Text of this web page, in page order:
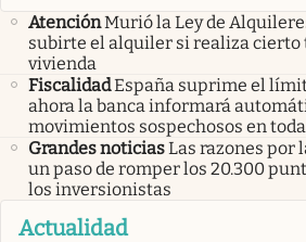
AtenciónMurió la Ley de
subirte el alquiler si realiza cierto
vivienda
FiscalidadEspaña suprime el
ahora la banca informará
movimientos sospechosos en
Grandes noticiasLas razones por
un paso de romper los 20.300
los inversionistas
Actualidad